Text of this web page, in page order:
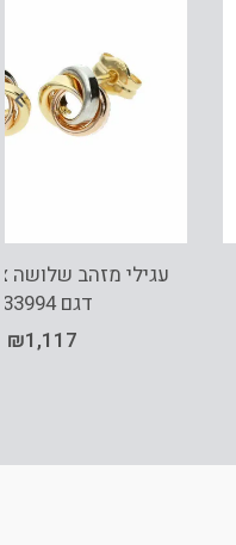
דגם E33994
₪1,117